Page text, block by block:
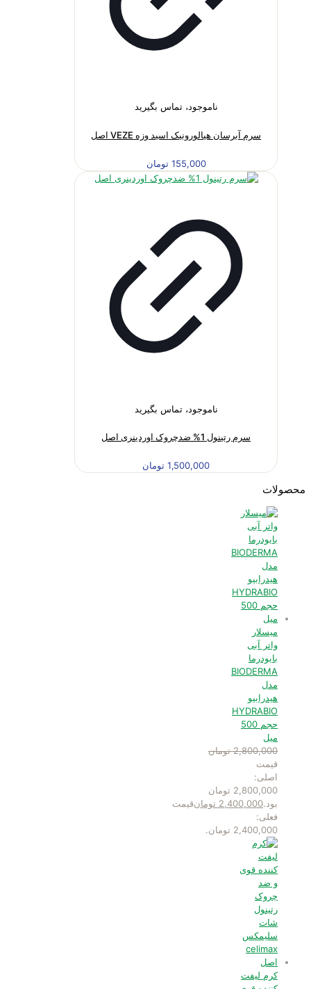
ناموجود، تماس بگیرید
سرم آبرسان هیالورونیک اسید وزه VEZE اصل
155,000 تومان
ناموجود، تماس بگیرید
سرم رتینول 1% ضدچروک اوردینری اصل
1,500,000 تومان
محصولات
میسلار
واتر آبی
بایودرما
BIODERMA
مدل
هیدرابیو
HYDRABIO
حجم 500
میل
2,800,000 تومان
قیمت
اصلی:
2,800,000 تومان
بود.2,400,000 تومانقیمت
فعلی:
2,400,000 تومان.
کرم لیفت